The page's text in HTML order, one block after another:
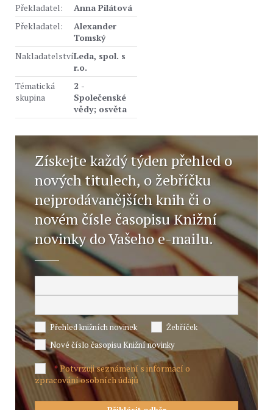
Překladatel:
Anna Pilátová
Překladatel:
Alexander
Tomský
NakladatelstvíLeda, spol. s
r.o.
Tématická
skupina
2 -
Společenské
vědy; osvěta
Získejte každý týden přehled o
nových titulech, o žebříčku
nejprodávanějších knih či o
novém čísle časopisu Knižní
novinky do Vašeho e-mailu.
Přehled knižních novinek
Žebříček
Nové číslo časopisu Knižní novinky
*Potvrzuji seznámení s informací o
zpracování osobních údajů